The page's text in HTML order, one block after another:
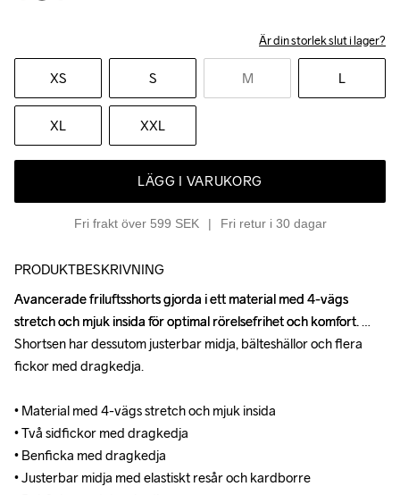
Är din storlek slut i lager?
XS S M L
XL XXL
LÄGG I VARUKORG
Fri frakt över 599 SEK Fri retur i 30 dagar
PRODUKTBESKRIVNING
Avancerade friluftsshorts gjorda i ett material med 4-vägs
stretch och mjuk insida för optimal rörelsefrihet och komfort.
Shortsen har dessutom justerbar midja, bälteshällor och flera
fickor med dragkedja.
• Material med 4-vägs stretch och mjuk insida
• Två sidfickor med dragkedja
• Benficka med dragkedja
• Justerbar midja med elastiskt resår och kardborre
Avancerade friluftsshorts gjorda i ett material med 4-vägs
stretch och mjuk insida för optimal rörelsefrihet och komfort.
Shortsen har dessutom justerbar midja, bälteshällor och flera
fickor med dragkedja.
• Material med 4-vägs stretch och mjuk insida
• Två sidfickor med dragkedja
• Benficka med dragkedja
• Justerbar midja med elastiskt resår och kardborre